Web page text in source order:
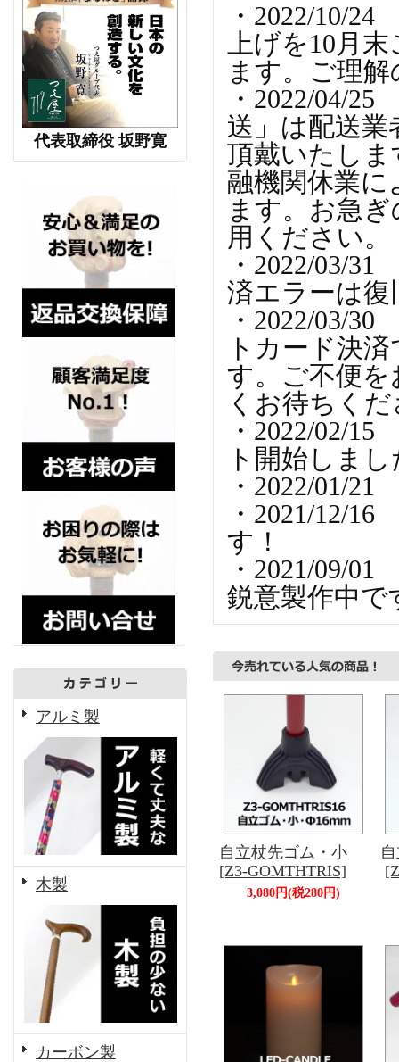
代表取締役 坂野寛
アルミ製
木製
カーボン製
・2022/10/
上げを10月
ます。ご理
・2022/04/
送」は配送
頂戴いたしま
融機関休業
ます。お急
用ください。
・2022/03/
済エラーは
・2022/03/
トカード決
す。ご不便
くお待ちく
・2022/02/
ト開始しま
・2022/01/
・2021/12/
す！
・2021/09/
鋭意製作中で
自立杖先ゴム・小
[Z3-GOMTHTRIS]
3,080円(税280円)